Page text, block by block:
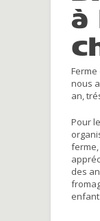
à
nous
an,
Pour
des